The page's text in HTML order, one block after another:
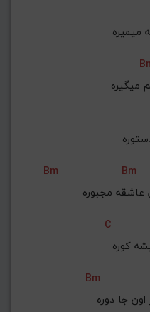
میمیره
میگیره
Bm
Bm
مجبوره
C
کوره
Bm
جا دوره